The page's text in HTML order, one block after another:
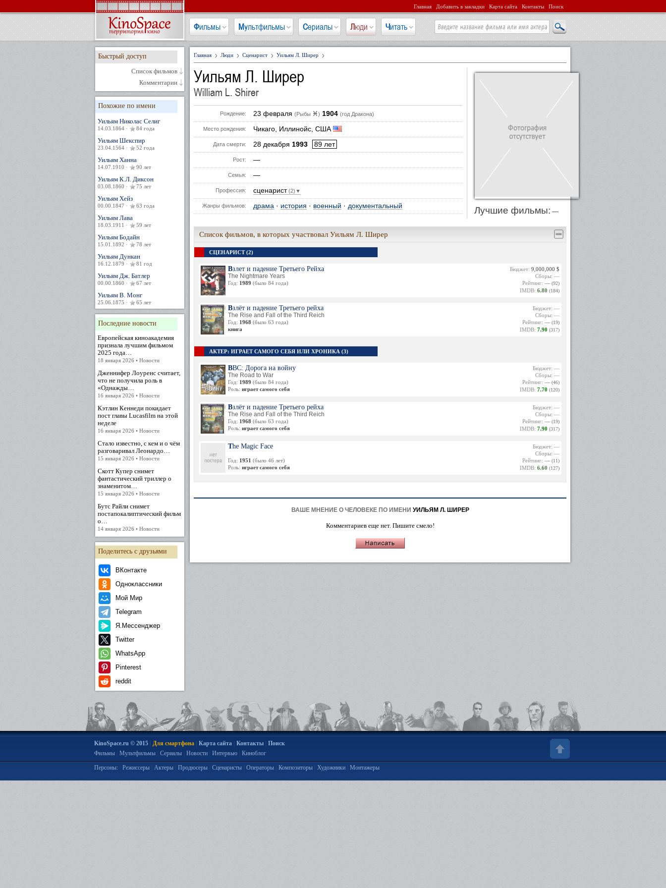
Главная Добавить в закладки Карта сайта Контакты Поиск
Фильмы Мультфильмы Сериалы Люди Читать
Быстрый доступ
Список фильмов
Комментарии
Похожие по имени
Уильям Николас Селиг
14.03.1864 · 84 года
Уильям Шекспир
23.04.1564 · 52 года
Уильям Ханна
14.07.1910 · 90 лет
Уильям К.Л. Диксон
03.08.1860 · 75 лет
Уильям Хейз
00.00.1847 · 63 года
Уильям Лава
18.03.1911 · 59 лет
Уильям Бодайн
15.01.1892 · 78 лет
Уильям Дункан
16.12.1879 · 81 год
Уильям Дж. Батлер
00.00.1860 · 67 лет
Уильям В. Монг
25.06.1875 · 65 лет
Последние новости
Европейская киноакадемия
признала лучшим фильмом
2025 года…
18 января 2026 • Новости
Дженнифер Лоуренс считает,
что не получила роль в
«Однажды…
16 января 2026 • Новости
Кэтлин Кеннеди покидает
пост главы Lucasfilm на этой
неделе
16 января 2026 • Новости
Стало известно, с кем и о чём
разговаривал Леонардо…
15 января 2026 • Новости
Скотт Купер снимет
фантастический триллер о
знаменитом…
15 января 2026 • Новости
Бутс Райли снимет
постапокалиптический фильм
о…
14 января 2026 • Новости
Поделитесь с друзьями
ВКонтакте
Одноклассники
Мой Мир
Telegram
Я.Мессенджер
Twitter
WhatsApp
Pinterest
reddit
Главная Люди Сценарист Уильям Л. Ширер
Уильям Л. Ширер
William L. Shirer
Рождение: 23 февраля (Рыбы ♓) 1904 (год Дракона)
Место рождения: Чикаго, Иллинойс, США
Дата смерти: 28 декабря 1993 89 лет
Рост: —
Семья: —
Профессия: сценарист(2)▼
Жанры фильмов: драма · история · военный · документальный Лучшие фильмы: —
Список фильмов, в которых участвовал Уильям Л. Ширер
СЦЕНАРИСТ (2)
Взлет и падение Третьего Рейха
The Nightmare Years
Год: 1989 (было 84 года)
Бюджет: 9,000,000 $
Сборы: —
Рейтинг: — (92)
IMDB: 6.80 (184)
Взлёт и падение Третьего рейха
The Rise and Fall of the Third Reich
Год: 1968 (было 63 года)
книга
Бюджет: —
Сборы: —
Рейтинг: — (19)
IMDB: 7.90 (317)
АКТЕР: ИГРАЕТ САМОГО СЕБЯ ИЛИ ХРОНИКА (3)
BBC: Дорога на войну
The Road to War
Год: 1989 (было 84 года)
Роль: играет самого себя
Бюджет: —
Сборы: —
Рейтинг: — (46)
IMDB: 7.70 (120)
Взлёт и падение Третьего рейха
The Rise and Fall of the Third Reich
Год: 1968 (было 63 года)
Роль: играет самого себя
Бюджет: —
Сборы: —
Рейтинг: — (19)
IMDB: 7.90 (317)
The Magic Face
Год: 1951 (было 46 лет)
Роль: играет самого себя
Бюджет: —
Сборы: —
Рейтинг: — (11)
IMDB: 6.60 (127)
ВАШЕ МНЕНИЕ О ЧЕЛОВЕКЕ ПО ИМЕНИ УИЛЬЯМ Л. ШИРЕР
Комментариев еще нет. Пишите смело!
KinoSpace.ru © 2015| Для смартфона| Карта сайта| Контакты| Поиск
Фильмы| Мультфильмы| Сериалы| Новости| Интервью| Киноблог
Персоны: Режиссеры| Актеры| Продюсеры| Сценаристы| Операторы| Композиторы| Художники| Монтажеры